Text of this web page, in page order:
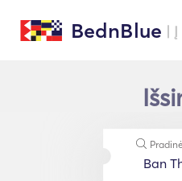
BednBlue |